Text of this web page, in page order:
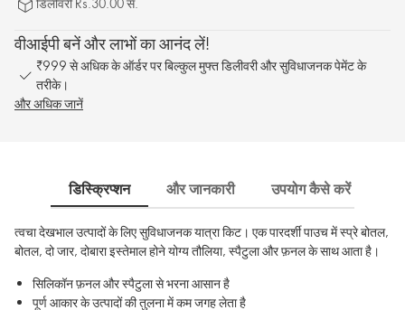
वीआईपी बनें और लाभों का आनंद लें!
₹999 से अधिक के ऑर्डर पर बिल्कुल मुफ्त डिलीवरी और सुविधाजनक पेमेंट के
तरीके।
और अधिक जानें
डिस्क्रिप्शन और जानकारी उपयोग कैसे करें
त्वचा देखभाल उत्पादों के लिए सुविधाजनक यात्रा किट। एक पारदर्शी पाउच में स्प्रे बोतल,
बोतल, दो जार, दोबारा इस्तेमाल होने योग्य तौलिया, स्पैटुला और फ़नल के साथ आता है।
सिलिकॉन फ़नल और स्पैटुला से भरना आसान है
पूर्ण आकार के उत्पादों की तुलना में कम जगह लेता है